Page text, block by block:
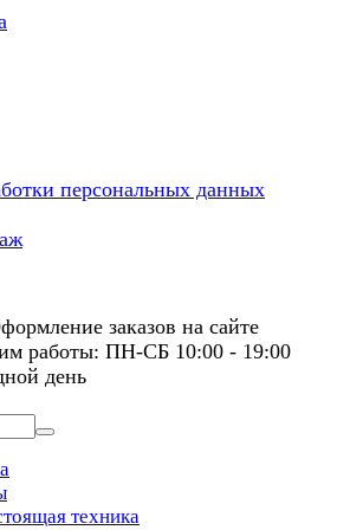
персональных данных
заказов на сайте
работы: ПН-СБ 10:00 - 19:00
день
техника